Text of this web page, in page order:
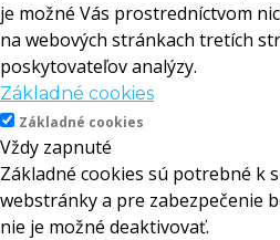
je možné Vás prostredníctvom
na webových stránkach tretích
poskytovateľov analýzy.
Základné cookies
Základné cookies
Vždy zapnuté
Základné cookies sú potrebné k
webstránky a pre zabezpečenie
nie je možné deaktivovať.